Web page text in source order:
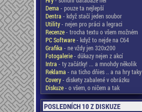
Dema - pouze ta nejlepší
Dentra - když stačí jeden soubor
Utility- nejen pro práci a legraci
Recenze- trocha textu o všem možném
PC Software- když to nejde na C64
Grafika - ne vždy jen 320x200
Fotogalerie- důkazy nejen z akcí
Intra - ty začátky! ... a mnohdy několik
Reklama - na ticho dňies .. a na hry taky
Covery- diskety zabalené v obrázku
Diskuze- o všem, o ničem a tak
POSLEDNÍCH 10 Z DISKUZE